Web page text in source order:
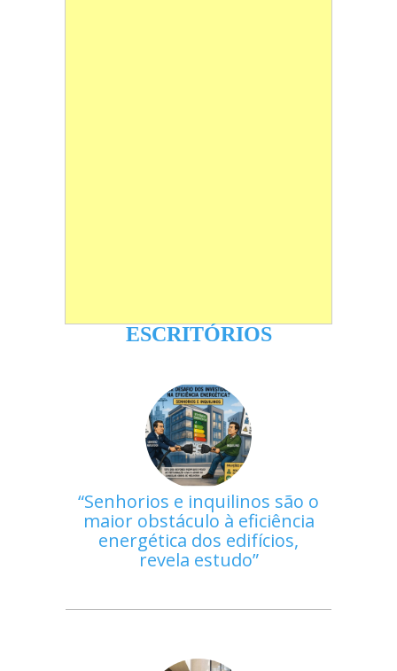
ESCRITÓRIOS
Senhorios e inquilinos são o
maior obstáculo à eficiência
energética dos edifícios,
revela estudo